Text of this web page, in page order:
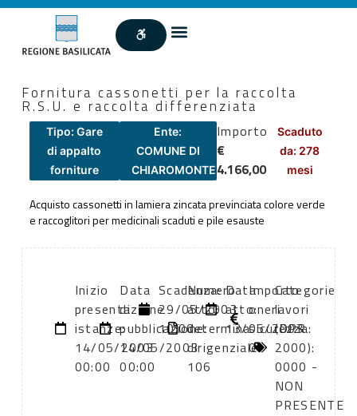
Fornitura cassonetti per la raccolta
R.S.U. e raccolta differenziata
Tipo: Gare
di appalto
forniture
Ente:
COMUNE DI
CHIAROMONTE
Importo
€
4.166,00
Scaduto
da: 278
mesi
Acquisto cassonetti in lamiera zincata previnciata colore verde
e raccoglitori per medicinali scaduti e pile esauste
Inizio
presentazione
istanze:
14/05/2003
00:00
Data
di
pubblicazione:
14/05/2003
00:00
Scadenza:
29/05/2003
10:00
Numero
atto:
determina
dirigenziale
106
Data
atto:
13/05/2003
Importo
oneri
sicurezza:
0
Categorie
lavori
(DPR
2000):
0000 -
NON
PRESENTE